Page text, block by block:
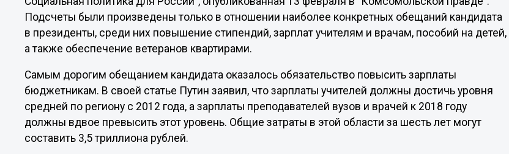
Подсчеты были произведены только в отношении наиболее конкретных обещаний кандидата
в президенты, среди них повышение стипендий, зарплат учителям и врачам, пособий на детей,
а также обеспечение ветеранов квартирами.
Самым дорогим обещанием кандидата оказалось обязательство повысить зарплаты
бюджетникам. В своей статье Путин заявил, что зарплаты учителей должны достичь уровня
средней по региону с 2012 года, а зарплаты преподавателей вузов и врачей к 2018 году
должны вдвое превысить этот уровень. Общие затраты в этой области за шесть лет могут
составить 3,5 триллиона рублей.